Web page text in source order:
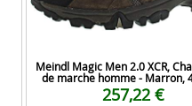
Meindl Magic Men 2.0 XCR,
de marche homme - Marron,
257,22 €